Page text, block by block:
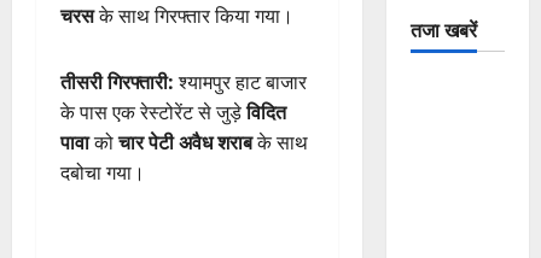
चरसके साथ गिरफ्तार किया गया।
तीसरी गिरफ्तारी:श्यामपुर हाट बाजार
के पास एक रेस्टोरेंट से जुड़ेविदित
पावाकोचार पेटी अवैध शराबके साथ
दबोचा गया।
तजा खबरें